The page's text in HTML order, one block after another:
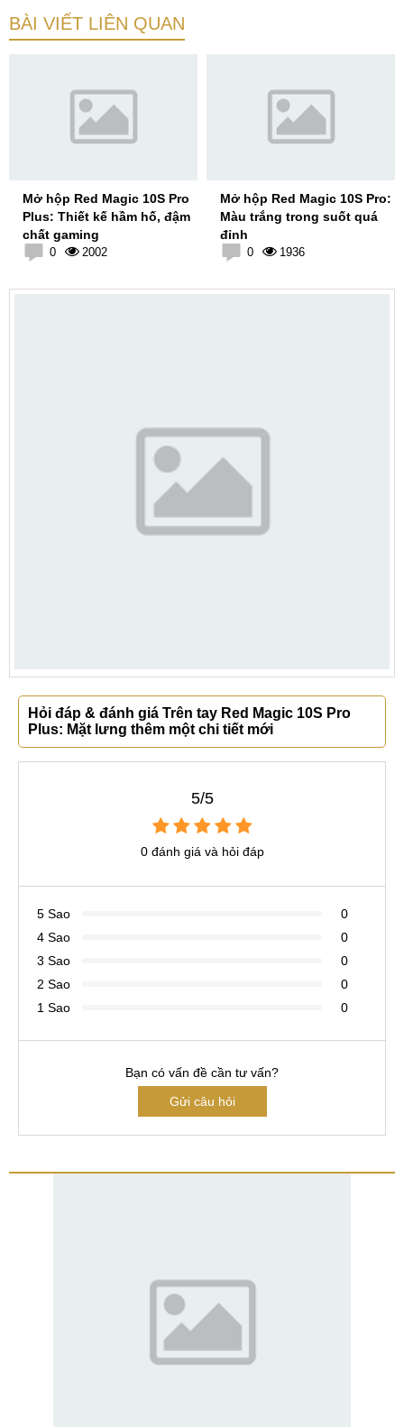
BÀI VIẾT LIÊN QUAN
Mở hộp Red Magic 10S Pro
Plus: Thiết kế hầm hố, đậm
chất gaming
0 2002
Mở hộp Red Magic 10S Pro:
Màu trắng trong suốt quá
đỉnh
0 1936
Hỏi đáp & đánh giá Trên tay Red Magic 10S Pro
Plus: Mặt lưng thêm một chi tiết mới
5/5
0 đánh giá và hỏi đáp
5 Sao
0
4 Sao
0
3 Sao
0
2 Sao
0
1 Sao
0
Bạn có vấn đề cần tư vấn?
Gửi câu hỏi